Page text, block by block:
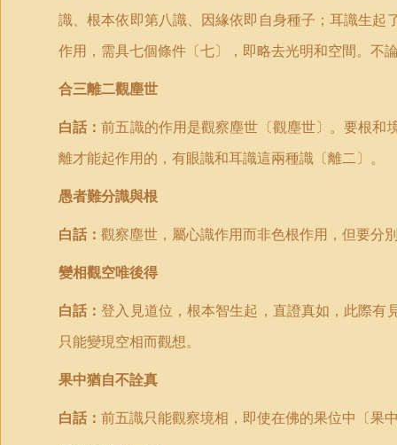
識、根本依即第八識、因緣依即自身種子；耳識生
作用，需具七個條件〔七〕，即略去光明和空間。不
合三離二觀塵世
白話：前五識的作用是觀察塵世〔觀塵世〕。要根
離才能起作用的，有眼識和耳識這兩種識〔離二〕。
愚者難分識與根
白話： 觀察塵世，屬心識作用而非色根作用，但要分
變相觀空唯後得
白話：登入見道位，根本智生起，直證真如，此際
只能變現空相而觀想。
果中猶自不詮真
白話： 前五識只能觀察境相，即使在佛的果位中〔果